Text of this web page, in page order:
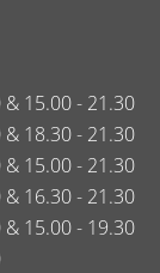
15.00 - 21.30
18.30 - 21.30
15.00 - 21.30
16.30 - 21.30
15.00 - 19.30